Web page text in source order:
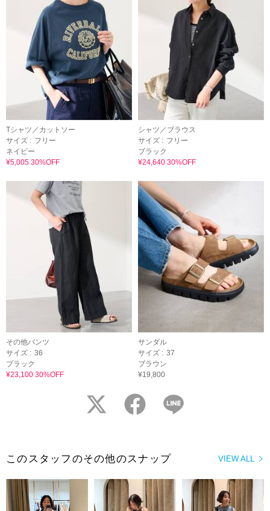
Tシャツ／カットソー
サイズ : フリー
ネイビー
¥5,005 30%OFF
シャツ／ブラウス
サイズ : フリー
ブラック
¥24,640 30%OFF
その他パンツ
サイズ : 36
ブラック
¥23,100 30%OFF
サンダル
サイズ : 37
ブラウン
¥19,800
twitter facebook
VIEW ALL
このスタッフのその他のスナップ